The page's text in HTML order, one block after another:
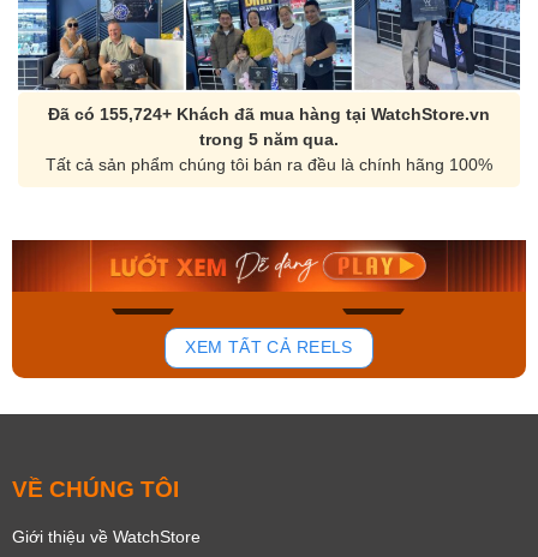
Đã có 155,724+ Khách đã mua hàng tại WatchStore.vn
trong 5 năm qua.
Tất cả sản phẩm chúng tôi bán ra đều là chính hãng 100%
146
Orient Nam RA-
Mua ngay
Casio Nam MTS-
Mua ngay
XEM TẤT CẢ REELS
VỀ CHÚNG TÔI
Giới thiệu về WatchStore